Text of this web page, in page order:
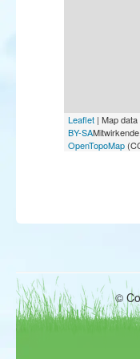
Leaflet | Map
BY-SA
OpenTopoMap
©